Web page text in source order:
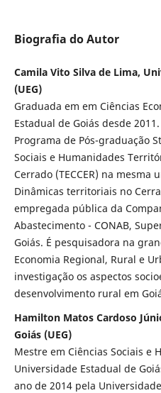
Biografia do Autor
Camila Vito Silva de Lima,
(UEG)
Graduada em em Ciências
Estadual de Goiás desde
Programa de Pós-graduação
Sociais e Humanidades
Cerrado (TECCER) na mesma
Dinâmicas territoriais no
empregada pública da
Abastecimento - CONAB,
Goiás. É pesquisadora na
Economia Regional, Rural e
investigação os aspectos
desenvolvimento rural em
Hamilton Matos Cardoso
Goiás (UEG)
Mestre em Ciências Sociais e
Universidade Estadual de
ano de 2014 pela